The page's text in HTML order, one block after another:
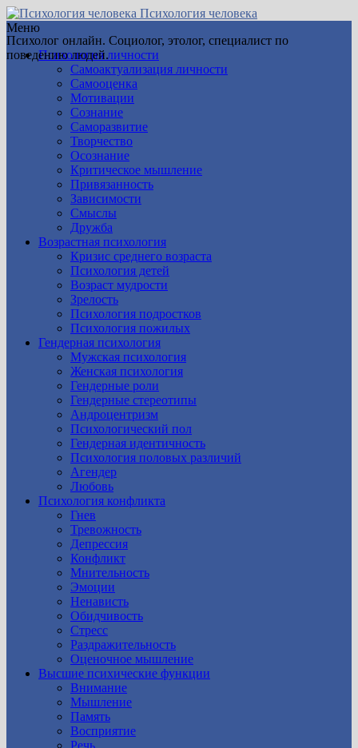
Психология человека
Психолог онлайн. Социолог, этолог, специалист по
поведению людей.
Меню
Психология личности
Самоактуализация личности
Самооценка
Мотивации
Сознание
Саморазвитие
Творчество
Осознание
Критическое мышление
Привязанность
Зависимости
Смыслы
Дружба
Возрастная психология
Кризис среднего возраста
Психология детей
Возраст мудрости
Зрелость
Психология подростков
Психология пожилых
Гендерная психология
Мужская психология
Женская психология
Гендерные роли
Гендерные стереотипы
Андроцентризм
Психологический пол
Гендерная идентичность
Психология половых различий
Агендер
Любовь
Психология конфликта
Гнев
Тревожность
Депрессия
Конфликт
Мнительность
Эмоции
Ненависть
Обидчивость
Стресс
Раздражительность
Оценочное мышление
Высшие психические функции
Внимание
Мышление
Память
Восприятие
Речь